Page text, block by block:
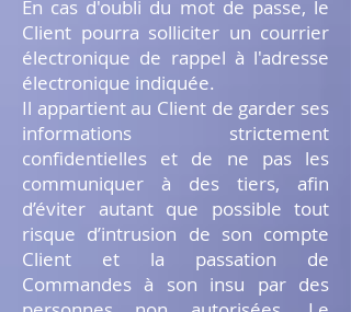
En cas d'oubli du mot de passe, le
Client pourra solliciter un courrier
électronique de rappel à l'adresse
électronique indiquée.
Il appartient au Client de garder ses
informations strictement
confidentielles et de ne pas les
communiquer à des tiers, afin
d’éviter autant que possible tout
risque d’intrusion de son compte
Client et la passation de
Commandes à son insu par des